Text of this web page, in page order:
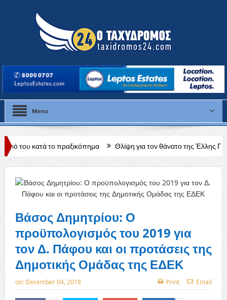
Menu
πραξικόπημα Θλίψη για τον θάνατο της Έλλης Παπαντωνίου
Βάσος Δημητρίου: Ο
προϋπολογισμός του 2019 για
τον Δ. Πάφου και οι προτάσεις της
Δημοτικής Ομάδας της ΕΔΕΚ
on: December 04, 2018 Print Email